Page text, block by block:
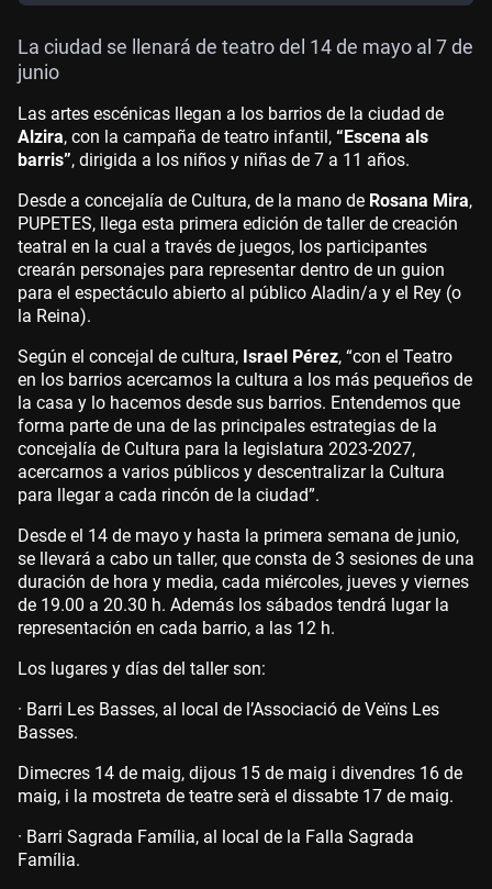
La ciudad se llenará de teatro del 14 de mayo al 7 de
junio
Las artes escénicas llegan a los barrios de la ciudad de
Alzira, con la campaña de teatro infantil, “Escena als
barris”, dirigida a los niños y niñas de 7 a 11 años.
Desde a concejalía de Cultura, de la mano de Rosana Mira,
PUPETES, llega esta primera edición de taller de creación
teatral en la cual a través de juegos, los participantes
crearán personajes para representar dentro de un guion
para el espectáculo abierto al público Aladin/a y el Rey (o
la Reina).
Según el concejal de cultura, Israel Pérez, “con el Teatro
en los barrios acercamos la cultura a los más pequeños de
la casa y lo hacemos desde sus barrios. Entendemos que
forma parte de una de las principales estrategias de la
concejalía de Cultura para la legislatura 2023-2027,
acercarnos a varios públicos y descentralizar la Cultura
para llegar a cada rincón de la ciudad”.
Desde el 14 de mayo y hasta la primera semana de junio,
se llevará a cabo un taller, que consta de 3 sesiones de una
duración de hora y media, cada miércoles, jueves y viernes
de 19.00 a 20.30 h. Además los sábados tendrá lugar la
representación en cada barrio, a las 12 h.
Los lugares y días del taller son:
· Barri Les Basses, al local de l’Associació de Veïns Les
Basses.
Dimecres 14 de maig, dijous 15 de maig i divendres 16 de
maig, i la mostreta de teatre serà el dissabte 17 de maig.
· Barri Sagrada Família, al local de la Falla Sagrada
Família.